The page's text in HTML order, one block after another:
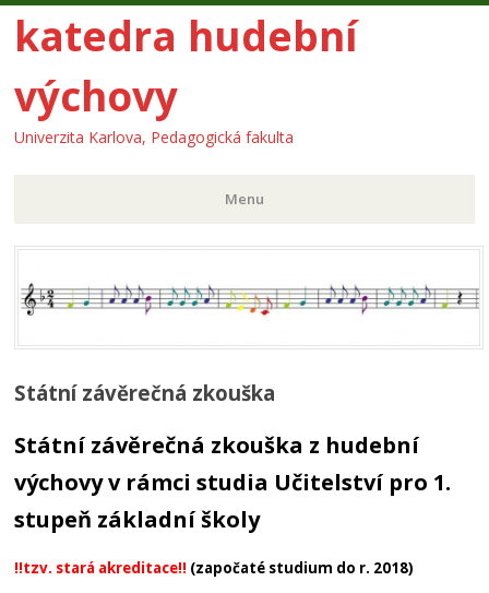
katedra hudební
výchovy
Univerzita Karlova, Pedagogická fakulta
Menu
Skip
to
content
Státní závěrečná zkouška
Státní závěrečná zkouška z hudební
výchovy v rámci studia Učitelství pro 1.
stupeň základní školy
!!tzv. stará akreditace!! (započaté studium do r. 2018)